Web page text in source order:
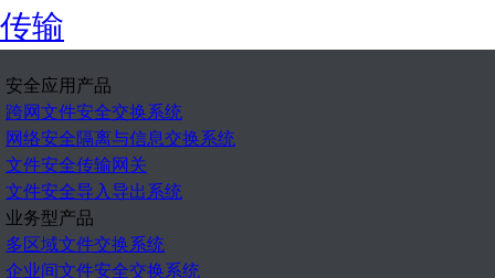
传输
安全应用产品
跨网文件安全交换系统
网络安全隔离与信息交换系统
文件安全传输网关
文件安全导入导出系统
业务型产品
多区域文件交换系统
企业间文件安全交换系统